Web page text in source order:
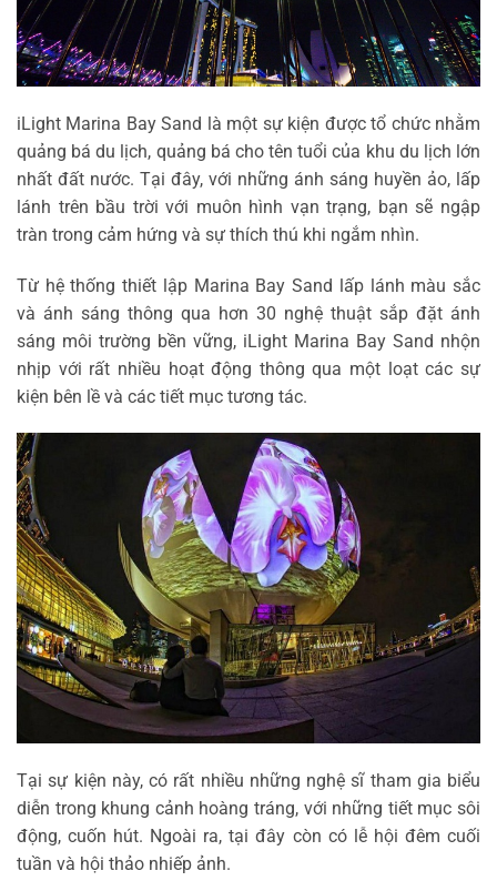
iLight Marina Bay Sand là một sự kiện được tổ chức nhằm
quảng bá du lịch, quảng bá cho tên tuổi của khu du lịch lớn
nhất đất nước. Tại đây, với những ánh sáng huyền ảo, lấp
lánh trên bầu trời với muôn hình vạn trạng, bạn sẽ ngập
tràn trong cảm hứng và sự thích thú khi ngắm nhìn.
Từ hệ thống thiết lập Marina Bay Sand lấp lánh màu sắc
và ánh sáng thông qua hơn 30 nghệ thuật sắp đặt ánh
sáng môi trường bền vững, iLight Marina Bay Sand nhộn
nhịp với rất nhiều hoạt động thông qua một loạt các sự
kiện bên lề và các tiết mục tương tác.
Tại sự kiện này, có rất nhiều những nghệ sĩ tham gia biểu
diễn trong khung cảnh hoàng tráng, với những tiết mục sôi
động, cuốn hút. Ngoài ra, tại đây còn có lễ hội đêm cuối
tuần và hội thảo nhiếp ảnh.